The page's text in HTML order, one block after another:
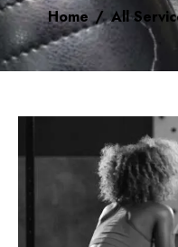
Home All